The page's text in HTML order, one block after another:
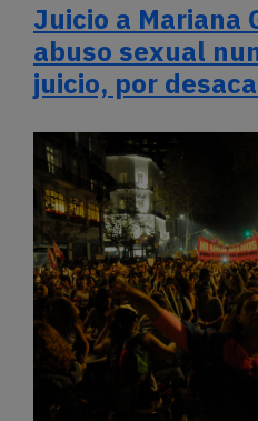
Juicio a Mariana
abuso sexual
juicio, por